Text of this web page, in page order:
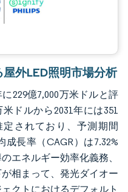
外LED照明市場分析
229億7,000万米ドルと評
ドルから2031年には351
定されており、予測期間
成長率（CAGR）は7.32%
エネルギー効率化義務、
相まって、発光ダイオー
クトにおけるデフォルト